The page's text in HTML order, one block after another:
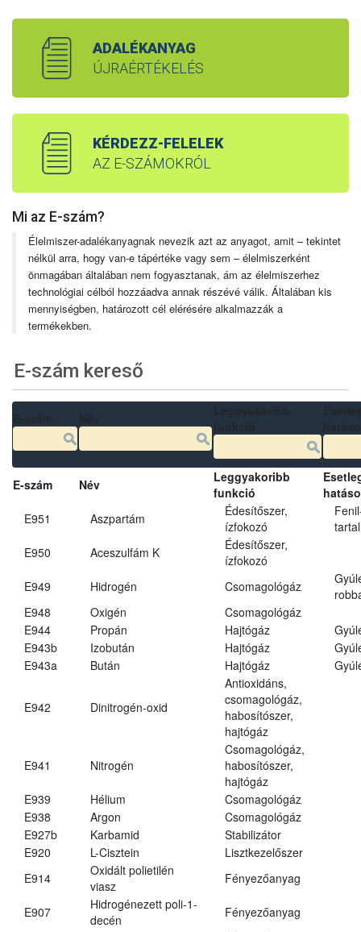
ADALÉKANYAG
ÚJRAÉRTÉKELÉS
KÉRDEZZ-FELELEK
AZ E-SZÁMOKRÓL
Mi az E-szám?
Élelmiszer-adalékanyagnak nevezik azt az anyagot, amit – tekintet
nélkül arra, hogy van-e tápértéke vagy sem – élelmiszerként
önmagában általában nem fogyasztanak, ám az élelmiszerhez
technológiai célból hozzáadva annak részévé válik. Általában kis
mennyiségben, határozott cél elérésére alkalmazzák a
termékekben.
E-szám kereső
E-szám Név
Leggyakoribb
funkció
E951
Aszpartám
Édesítőszer,
ízfokozó
E950
Aceszulfám K
Édesítőszer,
ízfokozó
E949
Hidrogén Csomagológáz
E948
Oxigén
Csomagológáz
E944
Propán Hajtógáz
E943b
Izobután Hajtógáz
E943a
Bután Hajtógáz
E942 Dinitrogén-oxid
Antioxidáns,
csomagológáz,
habosítószer,
hajtógáz
E941 Nitrogén
Csomagológáz,
habosítószer,
hajtógáz
E939
Hélium
Csomagológáz
E938
Argon
Csomagológáz
E927b
Karbamid
Stabilizátor
E920
L-Cisztein
Lisztkezelőszer
E914
Oxidált polietilén
viasz
Fényezőanyag
E907
Hidrogénezett poli-1-
decén
Fényezőanyag